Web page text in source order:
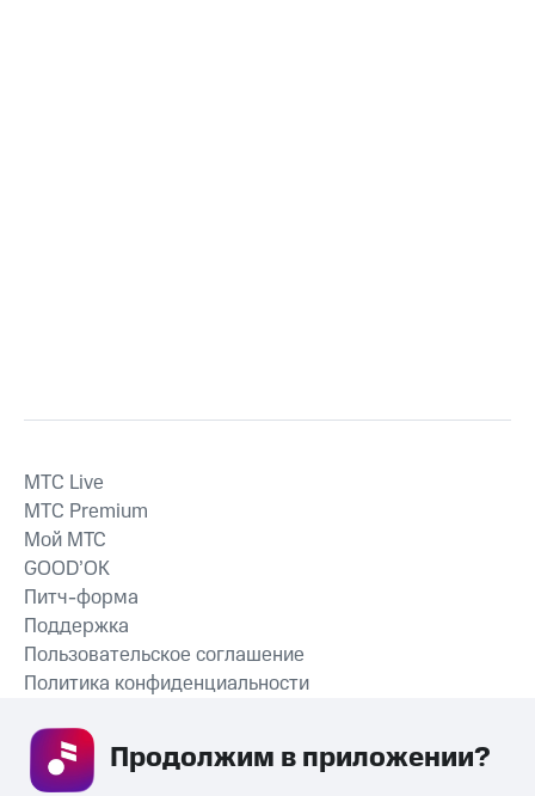
СКАЧАТЬ ПРИЛОЖЕНИЕ
MTС Live
MTС Premium
Мой МТС
GOOD’OK
Питч-форма
Поддержка
Пользовательское соглашение
Политика конфиденциальности